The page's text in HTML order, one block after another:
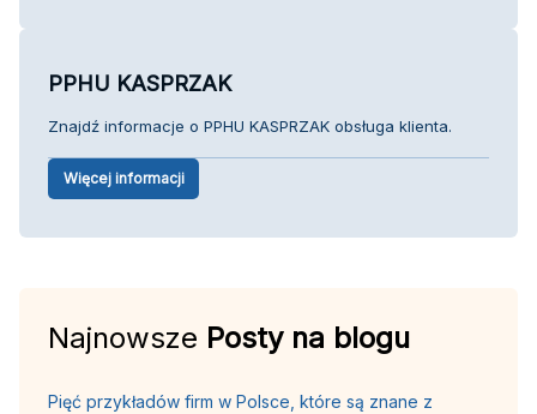
PPHU KASPRZAK
Znajdź informacje o PPHU KASPRZAK obsługa klienta.
Więcej informacji
Najnowsze Posty na blogu
Pięć przykładów firm w Polsce, które są znane z